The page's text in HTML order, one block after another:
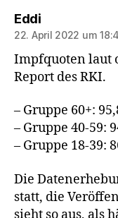
Eddisagt:
22. April 2022 um
Impfquoten laut
Report des RKI.
– Gruppe 60+:
– Gruppe 40-59:
– Gruppe 18-39:
Die
statt, die
sieht so aus, als